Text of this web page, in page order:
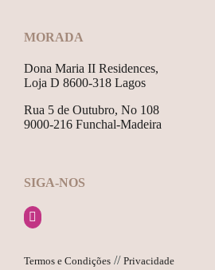
MORADA
Dona Maria II Residences,
Loja D 8600-318 Lagos
Rua 5 de Outubro, No 108
9000-216 Funchal-Madeira
SIGA-NOS
Termos e Condições // Privacidade